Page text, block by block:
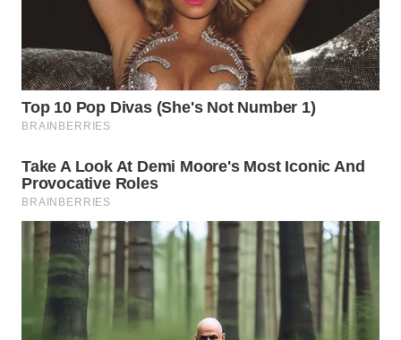
SEMARANG
WN
SOLO
WN
BOROBUDUR
MADURA
WN
SURABAYA